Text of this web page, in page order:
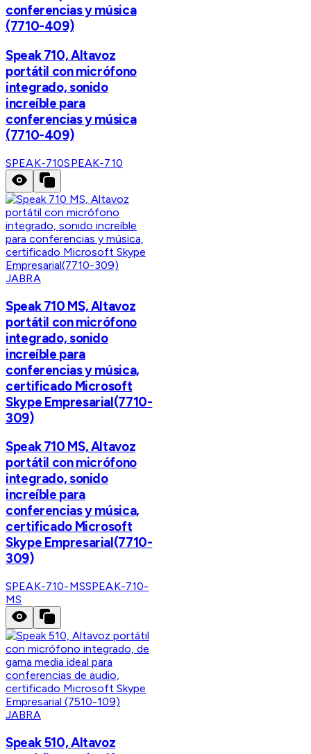
conferencias y música
(7710-409)
Speak 710, Altavoz
portátil con micrófono
integrado, sonido
increíble para
conferencias y música
(7710-409)
SPEAK-710SPEAK-710
JABRA
Speak 710 MS, Altavoz
portátil con micrófono
integrado, sonido
increíble para
conferencias y música,
certificado Microsoft
Skype Empresarial(7710-
309)
Speak 710 MS, Altavoz
portátil con micrófono
integrado, sonido
increíble para
conferencias y música,
certificado Microsoft
Skype Empresarial(7710-
309)
SPEAK-710-MSSPEAK-710-
MS
JABRA
Speak 510, Altavoz